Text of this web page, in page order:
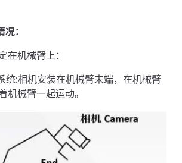
：
在机械臂上：
统:相机安装在机械臂末端，在机械臂
机械臂一起运动。